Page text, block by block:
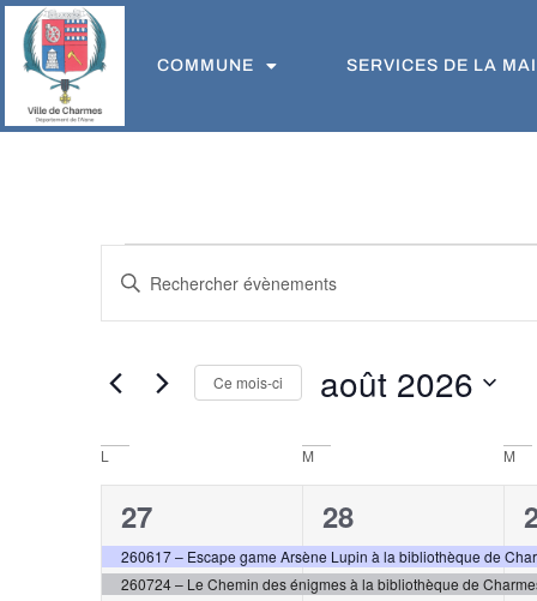
COMMUNE SERVICES DE LA
ET
NAVIGATION
VUES
mot-
Rechercher
clé.
Ce mois-ci août 2026
date.
CALENDRIER
DE
ÉVÈNEMENTS
L M M
2
évènements,
27
260617 – Escape game Arsène Lupin à la bibliothèque de
260724 – Le Chemin des énigmes à la bibliothèque de
2
évènements,
28
3